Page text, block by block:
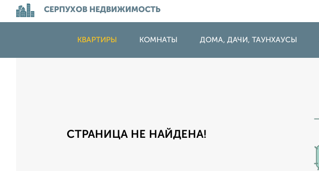
СЕРПУХОВ НЕДВИЖИМОСТЬ
КВАРТИРЫ КОМНАТЫ ДОМА, ДАЧИ, ТАУНХАУСЫ
СТРАНИЦА НЕ НАЙДЕНА!